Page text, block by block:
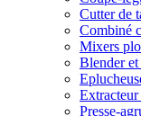
Cutter de
Combiné
Mixers
Blender
Extracteur
Presse-